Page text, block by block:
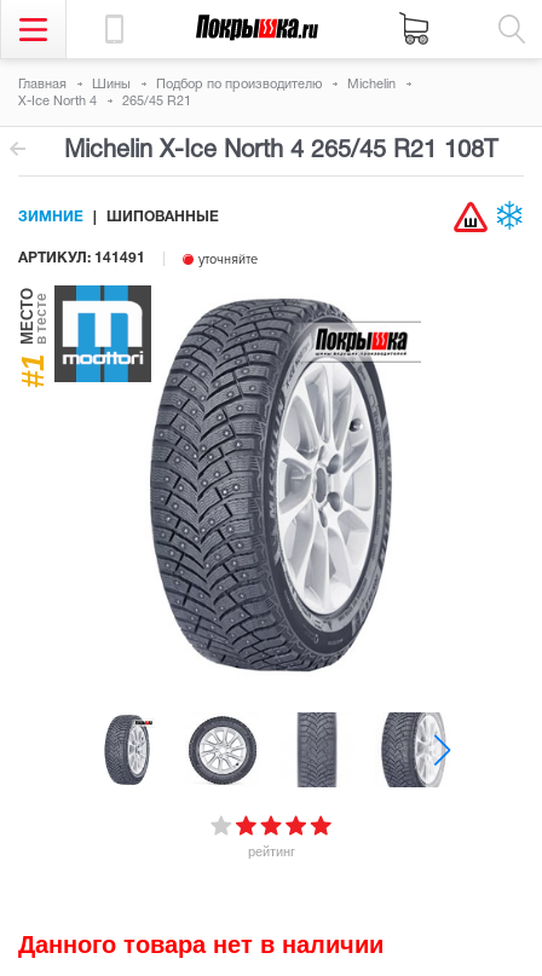
Главная Шины Подбор по производителю
Michelin
X-Ice North 4
265/45 R21
Michelin X-Ice North 4 265/45 R21 108T
рейтинг
АРТИКУЛ: 141491 уточняйте
ЗИМНИЕ ШИПОВАННЫЕ
#1
МЕСТОв тесте
Данного товара нет в наличии